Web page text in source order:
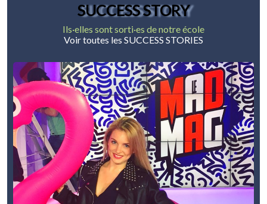
SUCCESS STORY
Ils·elles sont sorti·es de notre école
Voir toutes les SUCCESS STORIES